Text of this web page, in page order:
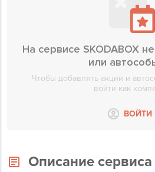
На сервисе SKODABOX
или
Чтобы добавлять акции и
войти как
ВОЙТИ
Описание сервиса